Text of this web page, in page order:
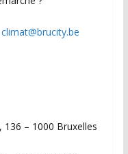
climat@brucity.be
136 – 1000 Bruxelles